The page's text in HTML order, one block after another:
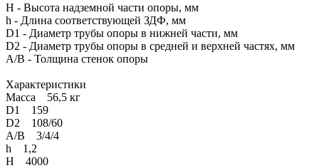
H - Высота надземной части опоры, мм
h - Длина соответствующей ЗДФ, мм
D1 - Диаметр трубы опоры в нижней части, мм
D2 - Диаметр трубы опоры в средней и верхней частях, мм
A/B - Толщина стенок опоры
Характеристики
Масса 56,5 кг
D1 159
D2 108/60
A/B 3/4/4
h 1,2
Н 4000